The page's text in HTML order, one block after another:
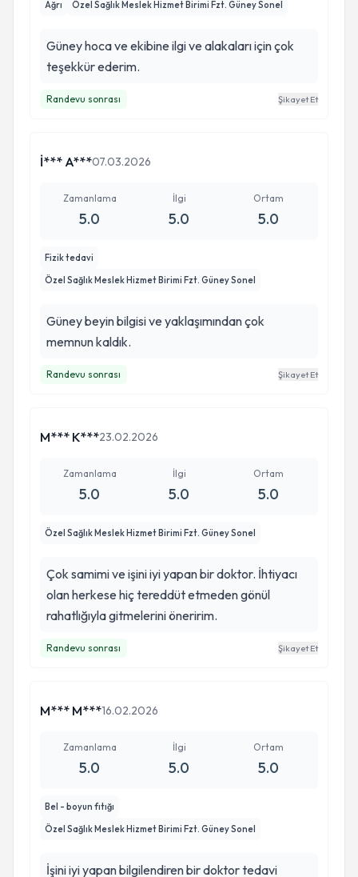
Ağrı Özel Sağlık Meslek Hizmet Birimi Fzt. Güney Sonel
Güney hoca ve ekibine ilgi ve alakaları için çok
teşekkür ederim.
Randevu sonrası Şikayet Et
İ*** A***07.03.2026
Zamanlama
5.0
İlgi
5.0
Ortam
5.0
Fizik tedavi
Özel Sağlık Meslek Hizmet Birimi Fzt. Güney Sonel
Güney beyin bilgisi ve yaklaşımından çok
memnun kaldık.
Randevu sonrası Şikayet Et
M*** K***23.02.2026
Zamanlama
5.0
İlgi
5.0
Ortam
5.0
Özel Sağlık Meslek Hizmet Birimi Fzt. Güney Sonel
Çok samimi ve işini iyi yapan bir doktor. İhtiyacı
olan herkese hiç tereddüt etmeden gönül
rahatlığıyla gitmelerini öneririm.
Randevu sonrası Şikayet Et
M*** M***16.02.2026
Zamanlama
5.0
İlgi
5.0
Ortam
5.0
Bel - boyun fıtığı
Özel Sağlık Meslek Hizmet Birimi Fzt. Güney Sonel
İşini iyi yapan bilgilendiren bir doktor tedavi